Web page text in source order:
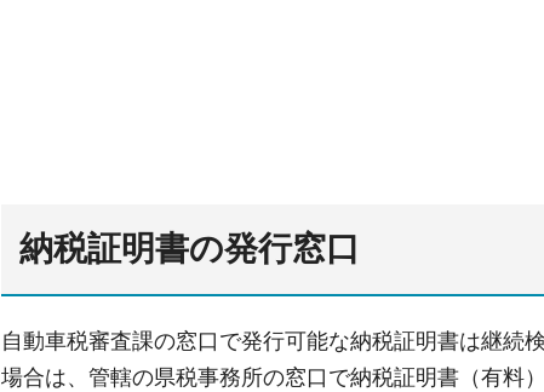
納税証明書の発行窓口
自動車税審査課の窓口で発行可能な納税証明書は継続
場合は、管轄の県税事務所の窓口で納税証明書（有料